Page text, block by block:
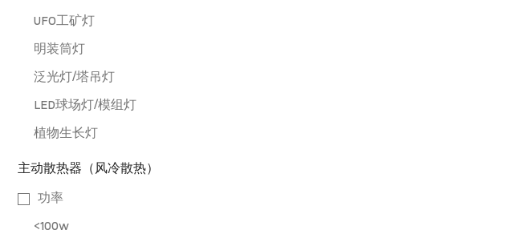
UFO工矿灯
明装筒灯
泛光灯/塔吊灯
LED球场灯/模组灯
植物生长灯
主动散热器（风冷散热）
功率
<100w